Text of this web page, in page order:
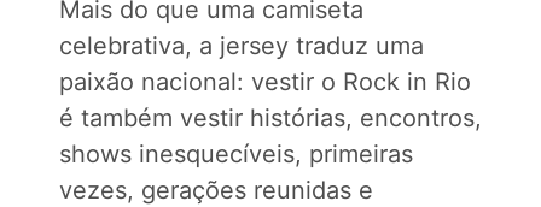
Mais do que uma camiseta
celebrativa, a jersey traduz uma
paixão nacional: vestir o Rock in Rio
é também vestir histórias, encontros,
shows inesquecíveis, primeiras
vezes, gerações reunidas e